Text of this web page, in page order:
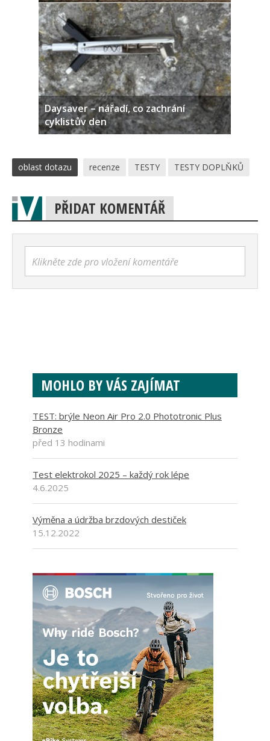
Daysaver – nářadí, co zachrání
cyklistův den
oblast dotazu recenze TESTY TESTY DOPLŇKŮ
PŘIDAT KOMENTÁŘ
Klikněte zde pro vložení komentáře
MOHLO BY VÁS ZAJÍMAT
TEST: brýle Neon Air Pro 2.0 Phototronic Plus
Bronze
před 13 hodinami
Test elektrokol 2025 – každý rok lépe
4.6.2025
Výměna a údržba brzdových destiček
15.12.2022